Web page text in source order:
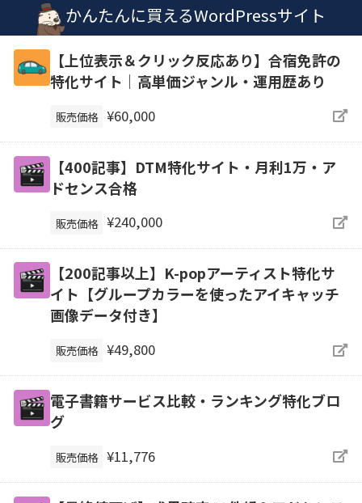
かんたんに買えるWordPressサイト
【上位表示＆クリック反応あり】合宿免許の
特化サイト｜高単価ジャンル・運用歴あり
販売価格 ¥60,000
【400記事】DTM特化サイト・月利1万・ア
ドセンス合格
販売価格 ¥240,000
【200記事以上】K-popアーティスト特化サ
イト【グループカラーを使ったアイキャッチ
画像データ付き】
販売価格 ¥49,800
電子書籍サービス比較・ランキング特化ブロ
グ
販売価格 ¥11,776